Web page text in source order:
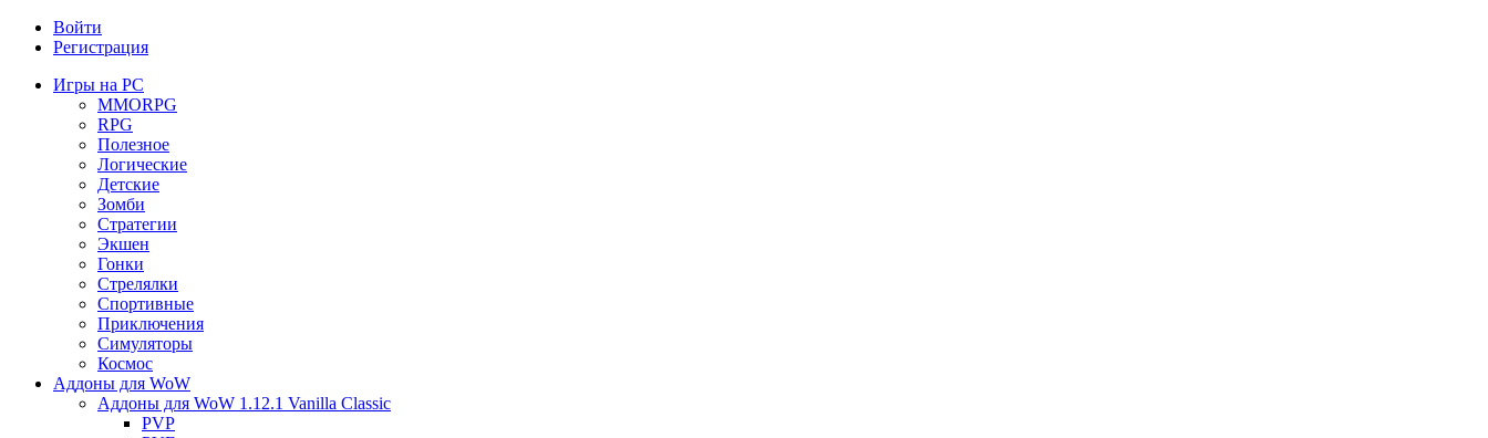
Войти
Регистрация
Игры на PC
MMORPG
RPG
Полезное
Логические
Детские
Зомби
Стратегии
Экшен
Гонки
Стрелялки
Спортивные
Приключения
Симуляторы
Космос
Аддоны для WoW
Аддоны для WoW 1.12.1 Vanilla Classic
PVP